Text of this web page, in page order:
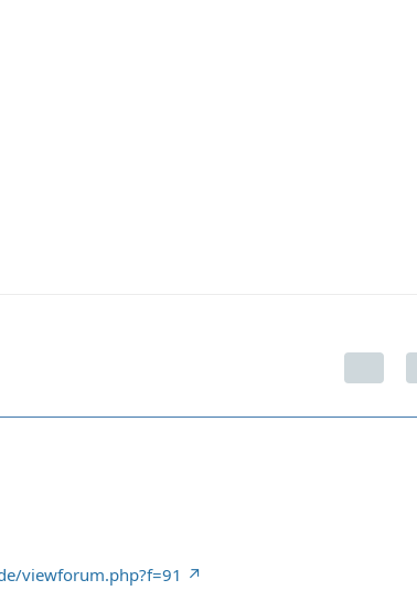
viewforum.php?f=91